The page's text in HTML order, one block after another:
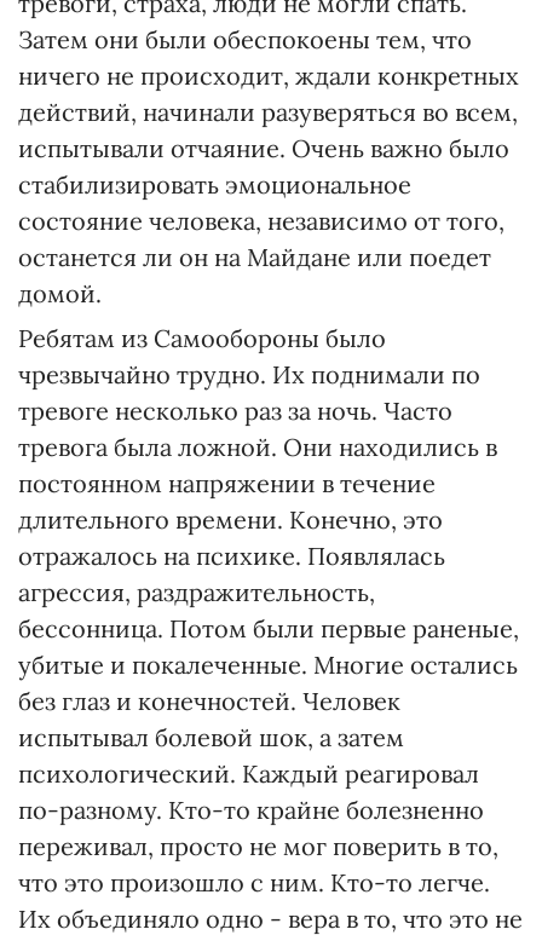
Затем они были обеспокоены тем, что
ничего не происходит, ждали конкретных
действий, начинали разуверяться во всем,
испытывали отчаяние. Очень важно было
стабилизировать эмоциональное
состояние человека, независимо от того,
останется ли он на Майдане или поедет
домой.
Ребятам из Самообороны было
чрезвычайно трудно. Их поднимали по
тревоге несколько раз за ночь. Часто
тревога была ложной. Они находились в
постоянном напряжении в течение
длительного времени. Конечно, это
отражалось на психике. Появлялась
агрессия, раздражительность,
бессонница. Потом были первые раненые,
убитые и покалеченные. Многие остались
без глаз и конечностей. Человек
испытывал болевой шок, а затем
психологический. Каждый реагировал
по-разному. Кто-то крайне болезненно
переживал, просто не мог поверить в то,
что это произошло с ним. Кто-то легче.
Их объединяло одно - вера в то, что это не